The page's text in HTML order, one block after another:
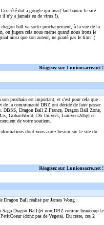
été dut a google qui avait fait bannir le site
il n'y a jamais eu de virus !).
ball va sortir prochainement, à la vue de la
on jugera cela nous même quand nous irons le
ainsi que son auteur, ne piraté pas le film !)
Réagisez sur Lunionsacre.net !
son prochain est important, et c'est pour cela que
de la communauté DBZ ont décidé de faire passer
DBSS, Dragon Ball Z France, Dragon Ball Zone,
GohanWorld, Db Univers, Lunivers2dbgt et
de votre soutient.
dont vous aurez besoin sur le site du
Réagisez sur Lunionsacre.net !
Ball réalisé par James Wong :
Saga Dragon Ball (et non DBZ comme beaucoup le
(donc pas de Vegeta). Du reste, ces 2